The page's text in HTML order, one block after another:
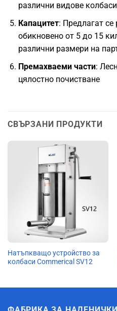
различни видове
Капацитет: Предлагат се
обикновено от 5 до 15
различни размери на
Премахваеми части:
цялостно почистване
СВЪРЗАНИ ПРОДУКТИ
Натъпкващо устройство за
колбаси Commerical SV12